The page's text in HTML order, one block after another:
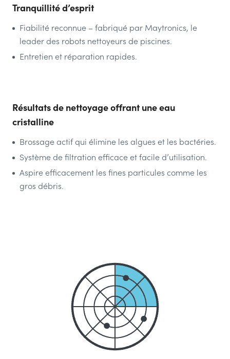
Tranquillité d’esprit
Fiabilité reconnue – fabriqué par Maytronics, le
leader des robots nettoyeurs de piscines.
Entretien et réparation rapides.
Résultats de nettoyage offrant une eau
cristalline
Brossage actif qui élimine les algues et les bactéries.
Système de filtration efficace et facile d’utilisation.
Aspire efficacement les fines particules comme les
gros débris.